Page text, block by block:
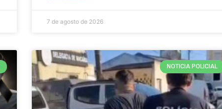
7 de agosto de 2026
NOTICIA POLICIAL